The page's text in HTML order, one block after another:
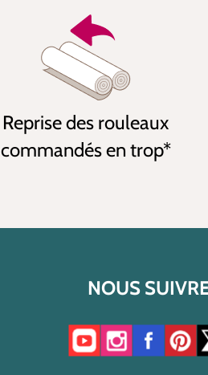
Reprise des rouleaux
commandés en trop*
NOUS
Accéder à notre chaîne
Accéder à notre
Accéder à